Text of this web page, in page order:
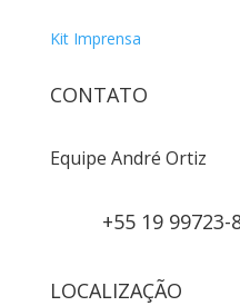
Kit Imprensa
CONTATO
Equipe André Ortiz
+55 19 99723-
LOCALIZAÇÃO